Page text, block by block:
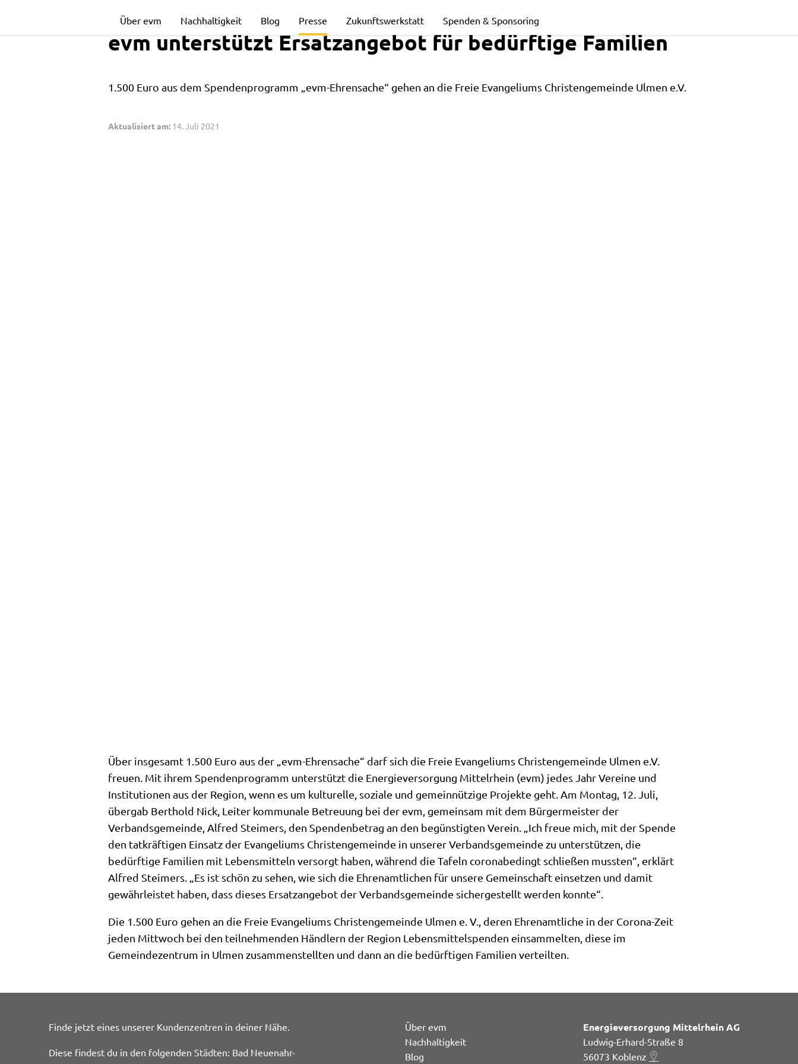
evm
unterstützt
Ersatzangebot
Über evm Nachhaltigkeit Blog Presse Zukunftswerkstatt Spenden & Sponsoring
evm unterstützt Ersatzangebot für bedürftige Familien
1.500 Euro aus dem Spendenprogramm „evm-Ehrensache“ gehen an die Freie Evangeliums Christengemeinde Ulmen e.V.
Aktualisiert am: 14. Juli 2021
Über insgesamt 1.500 Euro aus der „evm-Ehrensache“ darf sich die Freie Evangeliums Christengemeinde Ulmen e.V.
freuen. Mit ihrem Spendenprogramm unterstützt die Energieversorgung Mittelrhein (evm) jedes Jahr Vereine und
Institutionen aus der Region, wenn es um kulturelle, soziale und gemeinnützige Projekte geht. Am Montag, 12. Juli,
übergab Berthold Nick, Leiter kommunale Betreuung bei der evm, gemeinsam mit dem Bürgermeister der
Verbandsgemeinde, Alfred Steimers, den Spendenbetrag an den begünstigten Verein. „Ich freue mich, mit der Spende
den tatkräftigen Einsatz der Evangeliums Christengemeinde in unserer Verbandsgemeinde zu unterstützen, die
bedürftige Familien mit Lebensmitteln versorgt haben, während die Tafeln coronabedingt schließen mussten“, erklärt
Alfred Steimers. „Es ist schön zu sehen, wie sich die Ehrenamtlichen für unsere Gemeinschaft einsetzen und damit
gewährleistet haben, dass dieses Ersatzangebot der Verbandsgemeinde sichergestellt werden konnte“.
Die 1.500 Euro gehen an die Freie Evangeliums Christengemeinde Ulmen e. V., deren Ehrenamtliche in der Corona-Zeit
jeden Mittwoch bei den teilnehmenden Händlern der Region Lebensmittelspenden einsammelten, diese im
Gemeindezentrum in Ulmen zusammenstellten und dann an die bedürftigen Familien verteilten.
Finde jetzt eines unserer Kundenzentren in deiner Nähe.
Diese findest du in den folgenden Städten: Bad Neuenahr-
Über evm
Nachhaltigkeit
Blog
Energieversorgung Mittelrhein AG
Ludwig-Erhard-Straße 8
56073 Koblenz